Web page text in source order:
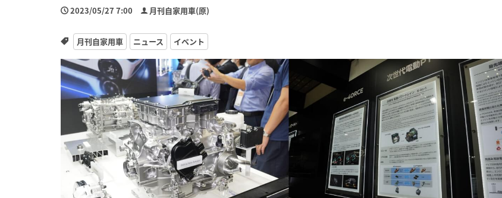
2023/05/27 7:00 月刊自家用車(原)
月刊自家用車 ニュース イベント